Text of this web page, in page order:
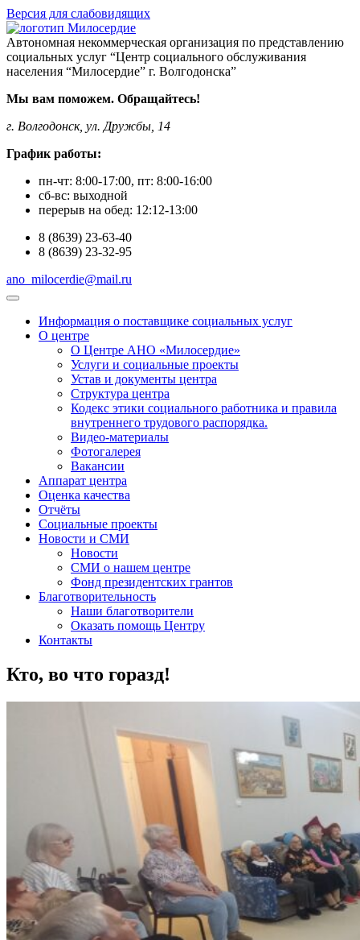
Версия для слабовидящих
Автономная некоммерческая организация по представлению
социальных услуг “Центр социального обслуживания
населения “Милосердие” г. Волгодонска”
Мы вам поможем. Обращайтесь!
г. Волгодонск, ул. Дружбы, 14
График работы:
пн-чт: 8:00-17:00, пт: 8:00-16:00
сб-вс: выходной
перерыв на обед: 12:12-13:00
8 (8639) 23-63-40
8 (8639) 23-32-95
ano_milocerdie@mail.ru
Информация о поставщике социальных услуг
О центре
О Центре АНО «Милосердие»
Услуги и социальные проекты
Устав и документы центра
Структура центра
Кодекс этики социального работника и правила
внутреннего трудового распорядка.
Видео-материалы
Фотогалерея
Вакансии
Аппарат центра
Оценка качества
Отчёты
Социальные проекты
Новости и СМИ
Новости
СМИ о нашем центре
Фонд президентских грантов
Благотворительность
Наши благотворители
Оказать помощь Центру
Контакты
Кто, во что горазд!